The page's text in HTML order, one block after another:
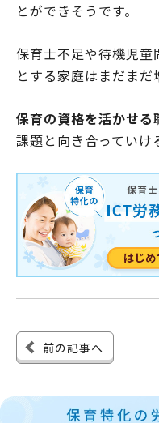
とができそうです。
保育士不足や待機児
とする家庭はまだまだ
保育の資格を活かせる
課題と向き合っていけ
前の記事へ